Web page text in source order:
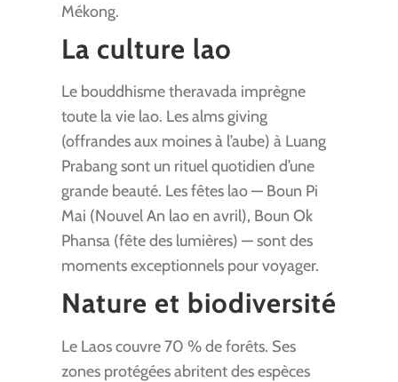
Mékong.
La culture lao
Le bouddhisme theravada imprègne
toute la vie lao. Les alms giving
(offrandes aux moines à l’aube) à Luang
Prabang sont un rituel quotidien d’une
grande beauté. Les fêtes lao — Boun Pi
Mai (Nouvel An lao en avril), Boun Ok
Phansa (fête des lumières) — sont des
moments exceptionnels pour voyager.
Nature et biodiversité
Le Laos couvre 70 % de forêts. Ses
zones protégées abritent des espèces